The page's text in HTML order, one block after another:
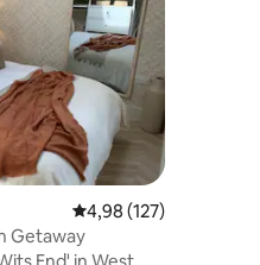
5, 300 recensies
Gemiddelde
4,98 (127)
Getaway